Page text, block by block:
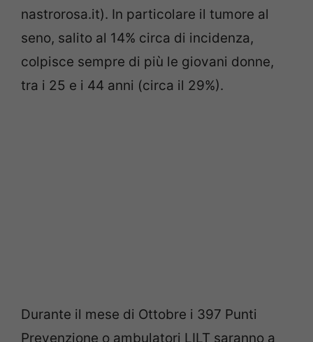
nastrorosa.it). In particolare il tumore al
seno, salito al 14% circa di incidenza,
colpisce sempre di più le giovani donne,
tra i 25 e i 44 anni (circa il 29%).
Durante il mese di Ottobre i 397 Punti
Prevenzione o ambulatori LILT saranno a